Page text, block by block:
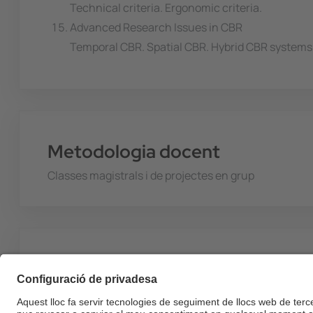
Technical criteria. Ergonomic criteria.
Advanced Research Issues in CBR
Temporal CBR. Spatial CBR. Hybrid CBR
Metodologia docent
Classes magistrals i de projectes en grup
Mètode d'avaluació